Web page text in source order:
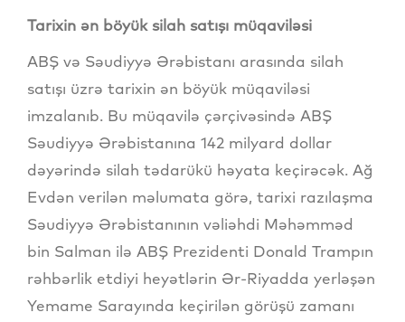
Tarixin ən böyük silah satışı müqaviləsi
ABŞ və Səudiyyə Ərəbistanı arasında silah
satışı üzrə tarixin ən böyük müqaviləsi
imzalanıb. Bu müqavilə çərçivəsində ABŞ
Səudiyyə Ərəbistanına 142 milyard dollar
dəyərində silah tədarükü həyata keçirəcək. Ağ
Evdən verilən məlumata görə, tarixi razılaşma
Səudiyyə Ərəbistanının vəliəhdi Məhəmməd
bin Salman ilə ABŞ Prezidenti Donald Trampın
rəhbərlik etdiyi heyətlərin Ər-Riyadda yerləşən
Yemame Sarayında keçirilən görüşü zamanı